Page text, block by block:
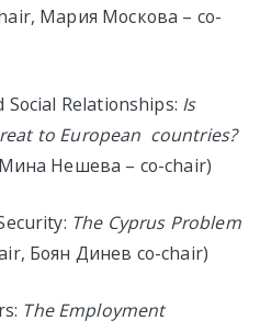
Мария Москова – co-
Relationships: Is
to European countries?
Нешева – co-chair)
The Cyprus Problem
Боян Динев co-chair)
The Employment